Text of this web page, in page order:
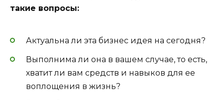
такие вопросы:
Актуальна ли эта бизнес идея на сегодня?
Выполнима ли она в вашем случае, то есть,
хватит ли вам средств и навыков для ее
воплощения в жизнь?